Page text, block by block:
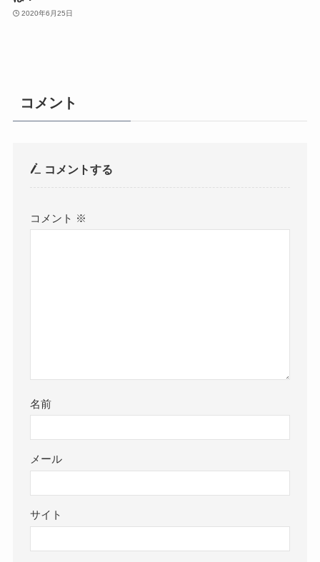
2020年6月25日
コメント
コメントする
コメント ※
名前
メール
サイト